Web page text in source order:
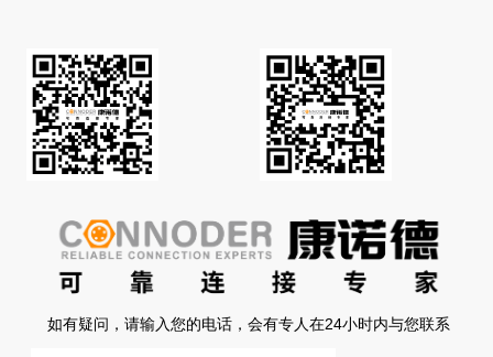
如有疑问，请输入您的电话，会有专人在24小时内与您联系